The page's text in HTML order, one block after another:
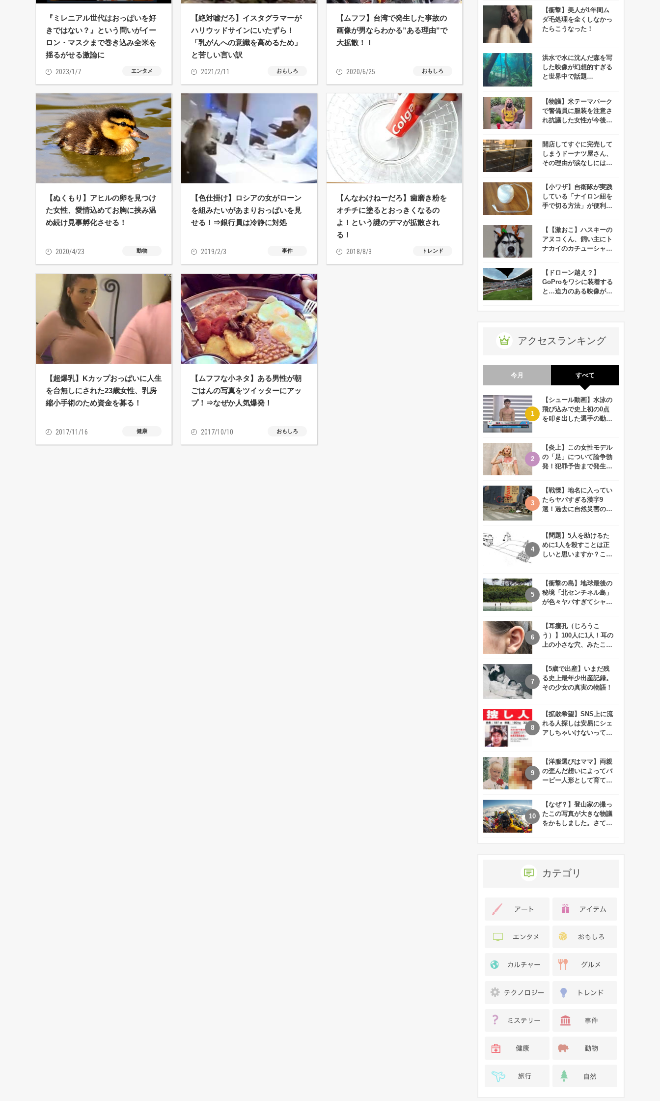
『ミレニアル世代はおっぱいを好
きではない？』という問いがイー
ロン・マスクまで巻き込み全米を
揺るがせる激論に
2023/1/7 エンタメ
【絶対嘘だろ】イスタグラマーが
ハリウッドサインにいたずら！
「乳がんへの意識を高めるため」
と苦しい言い訳
2021/2/11 おもしろ
【ムフフ】台湾で発生した事故の
画像が男ならわかる”ある理由”で
大拡散！！
2020/6/25 おもしろ
【ぬくもり】アヒルの卵を見つけ
た女性、愛情込めてお胸に挟み温
め続け見事孵化させる！
2020/4/23 動物
【色仕掛け】ロシアの女がローン
を組みたいがあまりおっぱいを見
せる！⇒銀行員は冷静に対処
2019/2/3 事件
【んなわけねーだろ】歯磨き粉を
オチチに塗るとおっきくなるの
よ！という謎のデマが拡散され
る！
2018/8/3 トレンド
【超爆乳】Kカップおっぱいに人生
を台無しにされた23歳女性、乳房
縮小手術のため資金を募る！
2017/11/16 健康
【ムフフな小ネタ】ある男性が朝
ごはんの写真をツイッターにアッ
プ！⇒なぜか人気爆発！
2017/10/10 おもしろ
【衝撃】美人が1年間ム
ダ毛処理を全くしなかっ
たらこうなった！
洪水で水に沈んだ森を写
した映像が幻想的すぎる
と世界中で話題
【物議】米テーマパーク
で警備員に服装を注意さ
れ抗議した女性が今後5
開店してすぐに完売して
しまうドーナツ屋さん、
その理由が涙なしには聞
【小ワザ】自衛隊が実践
している「ナイロン紐を
手で切る方法」が便利で
【【激おこ】ハスキーの
アヌコくん、飼い主にト
ナカイのカチューシャを
ず顔に出てしまう！
【ドローン越え？】
GoProをワシに装着する
と…迫力のある映像が撮
アクセスランキング
今月 すべて
【シュール動画】水泳の
飛び込みで史上初の0点
を叩き出した選手の動画
【炎上】この女性モデル
の「足」について論争勃
発！犯罪予告まで発生す
【戦慄】地名に入ってい
たらヤバすぎる漢字9
選！過去に自然災害の歴
【問題】5人を助けるた
めに1人を殺すことは正
しいと思いますか？この
【衝撃の島】地球最後の
秘境「北センチネル島」
が色々ヤバすぎてシャレ
【耳瘻孔（じろうこ
う）】100人に1人！耳の
上の小さな穴、みたこと
【5歳で出産】いまだ残
る史上最年少出産記録。
その少女の真実の物語！
【拡散希望】SNS上に流
れる人探しは安易にシェ
アしちゃいけないって知
【洋服選びはママ】両親
の歪んだ想いによってバ
ービー人形として育てら
【なぜ？】登山家の撮っ
たこの写真が大きな物議
をかもしました。さて、
カテゴリ